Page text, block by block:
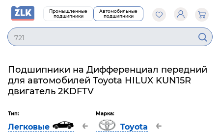
Промышленные
подшипники
Автомобильные
подшипники
721
Подшипники на Дифференциал передний
для автомобилей Toyota HILUX KUN15R
двигатель 2KDFTV
Тип:
Легковые ←
Марка:
Toyota ←